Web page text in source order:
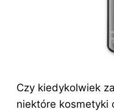
Czy kiedykolwiek
niektóre kosmetyki